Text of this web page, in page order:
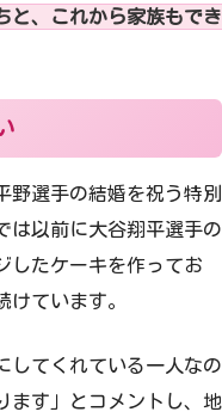
と、これから家族もでき
野選手の結婚を祝う特別
は以前に大谷翔平選手の
したケーキを作ってお
けています。
してくれている一人なの
ます」とコメントし、地